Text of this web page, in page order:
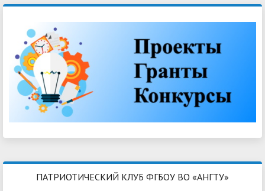
ПАТРИОТИЧЕСКИЙ КЛУБ ФГБОУ ВО «АНГТУ»